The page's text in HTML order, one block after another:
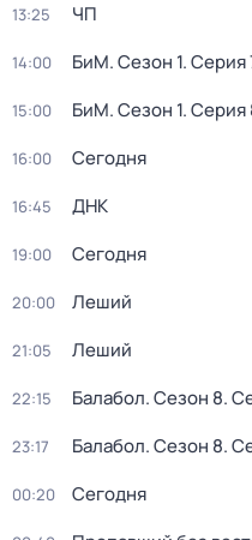
13:25 ЧП
14:00 БиМ. Сезон 1. Серия
15:00 БиМ. Сезон 1. Серия
16:00 Сегодня
16:45 ДНК
19:00 Сегодня
20:00 Леший
21:05 Леший
22:15 Балабол. Сезон 8.
23:17 Балабол. Сезон 8.
00:20 Сегодня